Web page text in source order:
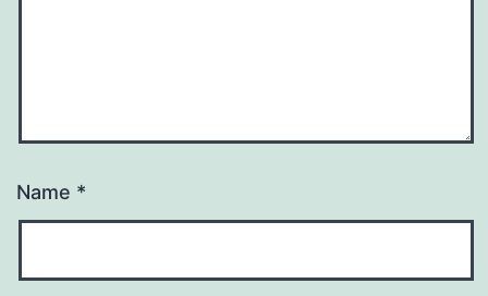
Name *